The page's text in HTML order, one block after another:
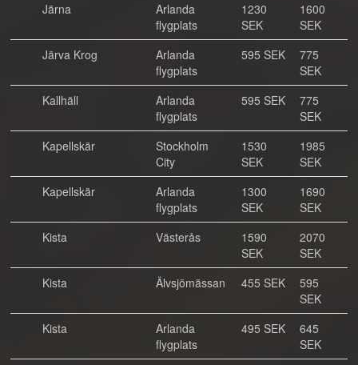
Järna
Arlanda
flygplats
1230
SEK
1600
SEK
Järva Krog
Arlanda
flygplats
595 SEK
775
SEK
Kallhäll
Arlanda
flygplats
595 SEK
775
SEK
Kapellskär
Stockholm
City
1530
SEK
1985
SEK
Kapellskär
Arlanda
flygplats
1300
SEK
1690
SEK
Kista
Västerås
1590
SEK
2070
SEK
Kista
Älvsjömässan 455 SEK
595
SEK
Kista
Arlanda
flygplats
495 SEK
645
SEK